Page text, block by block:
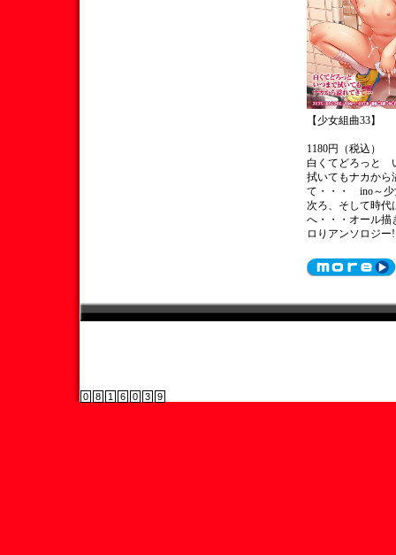
【少女組曲33】
1180円（税込）
白くてどろっと
拭いてもナカから
て・・・ ino～少
次ろ、そして時代
へ・・・オール描
ロりアンソロジー
0 8 1 6 0 3 9